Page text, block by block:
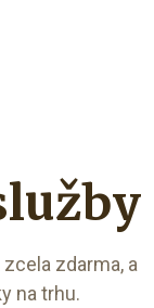
zdarma, a
na trhu.